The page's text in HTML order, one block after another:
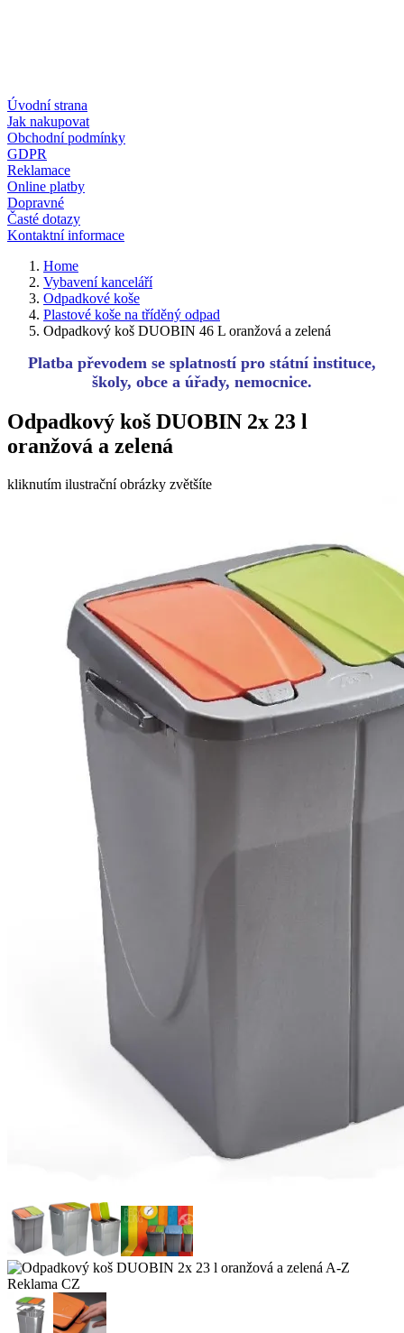
Úvodní strana
Jak nakupovat
Obchodní podmínky
GDPR
Reklamace
Online platby
Dopravné
Časté dotazy
Kontaktní informace
Home
Vybavení kanceláří
Odpadkové koše
Plastové koše na tříděný odpad
Odpadkový koš DUOBIN 46 L oranžová a zelená
Platba převodem se splatností pro státní instituce,
školy, obce a úřady, nemocnice.
Odpadkový koš DUOBIN 2x 23 l
oranžová a zelená
kliknutím ilustrační obrázky zvětšíte